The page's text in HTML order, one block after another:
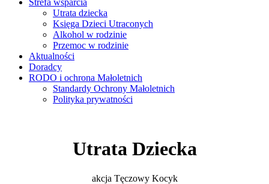
Strefa wsparcia
Utrata dziecka
Księga Dzieci Utraconych
Alkohol w rodzinie
Przemoc w rodzinie
Aktualności
Doradcy
RODO i ochrona Małoletnich
Standardy Ochrony Małoletnich
Polityka prywatności
Utrata Dziecka
akcja Tęczowy Kocyk